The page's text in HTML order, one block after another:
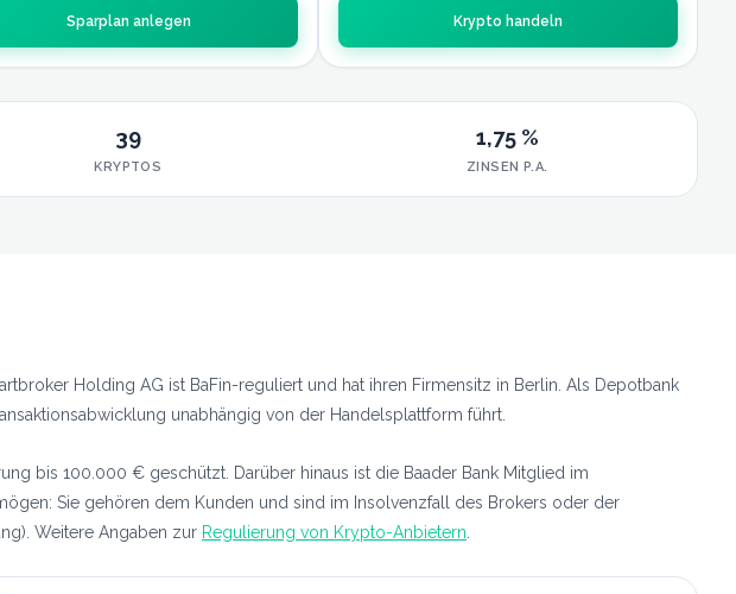
Sparplan anlegen Krypto handeln
39
KRYPTOS
1,75 %
ZINSEN P.A.
Holding AG ist BaFin-reguliert und hat ihren Firmensitz in Berlin. Als Depotbank
unabhängig von der Handelsplattform führt.
bis 100.000 € geschützt. Darüber hinaus ist die Baader Bank Mitglied im
Sie gehören dem Kunden und sind im Insolvenzfall des Brokers oder der
Weitere Angaben zur Regulierung von Krypto-Anbietern.